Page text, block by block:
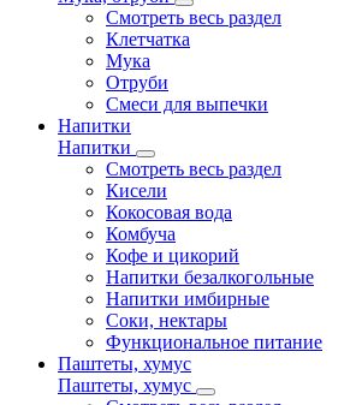
Смотреть весь раздел
Клетчатка
Мука
Отруби
Смеси для выпечки
Напитки
Напитки
Смотреть весь раздел
Кисели
Кокосовая вода
Комбуча
Кофе и цикорий
Напитки безалкогольные
Напитки имбирные
Соки, нектары
Функциональное питание
Паштеты, хумус
Паштеты, хумус